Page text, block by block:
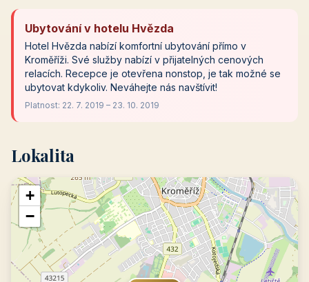
Ubytování v hotelu Hvězda
Hotel Hvězda nabízí komfortní ubytování přímo v
Kroměříži. Své služby nabízí v přijatelných cenových
relacích. Recepce je otevřena nonstop, je tak možné se
ubytovat kdykoliv. Neváhejte nás navštívit!
Platnost: 22. 7. 2019 – 23. 10. 2019
Lokalita
+
−